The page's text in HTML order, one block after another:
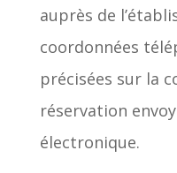
auprès de
coordonnées
précisées sur la
réservation
électronique.